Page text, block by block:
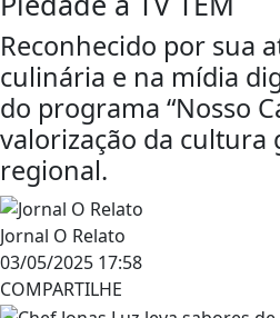
Reconhecido por sua
culinária e na mídia
do programa “Nosso
valorização da cultura
regional.
Jornal O Relato
03/05/2025 17:58
COMPARTILHE